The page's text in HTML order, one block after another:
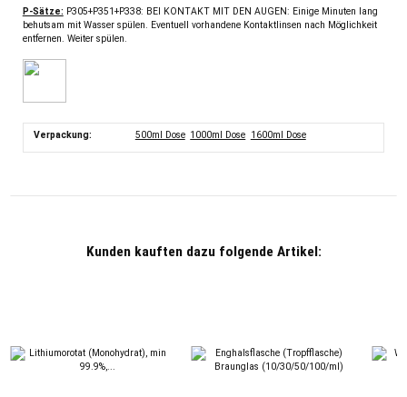
P-Sätze: P305+P351+P338: BEI KONTAKT MIT DEN AUGEN: Einige Minuten lang
behutsam mit Wasser spülen. Eventuell vorhandene Kontaktlinsen nach Möglichkeit
entfernen. Weiter spülen.
Verpackung: 500ml Dose 1000ml Dose 1600ml Dose
Kunden kauften dazu folgende Artikel: